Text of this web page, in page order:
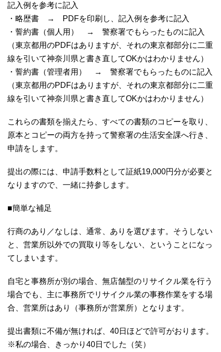
記入例を参考に記入
・略歴書 → PDFを印刷し、記入例を参考に記入
・誓約書（個人用） → 警察署でもらったものに記入
（東京都用のPDFはありますが、それの東京都部分に二重
線を引いて神奈川県と書き直してOKかはわかりません）
・誓約書（管理者用） → 警察署でもらったものに記入
（東京都用のPDFはありますが、それの東京都部分に二重
線を引いて神奈川県と書き直してOKかはわかりません）
これらの書類を揃えたら、すべての書類のコピーを取り、
原本とコピーの両方を持って警察署の生活安全課へ行き、
申請をします。
提出の際には、申請手数料として証紙19,000円分が必要と
なりますので、一緒に持参します。
■簡単な補足
行商のあり／なしは、通常、ありを選びます。そうしない
と、営業所以外での買取り等をしない、ということになっ
てしまいます。
自宅と事務所が別の場合、無店舗型のリサイクル業を行う
場合でも、主に事務所でリサイクル業の事務作業をする場
合、営業所はあり（事務所が営業所）となります。
提出書類に不備が無ければ、40日ほどで許可がおります。
※私の場合、きっかり40日でした（笑）